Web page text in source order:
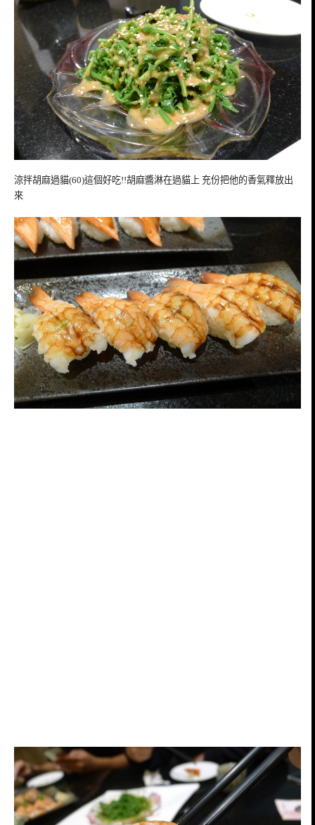
涼拌胡麻過貓(60)這個好吃!!胡麻醬淋在過貓上 充份把他的香氣釋放出
來